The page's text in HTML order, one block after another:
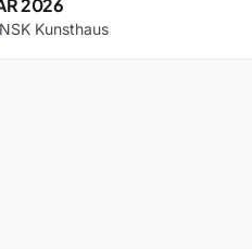
2026
Kunsthaus